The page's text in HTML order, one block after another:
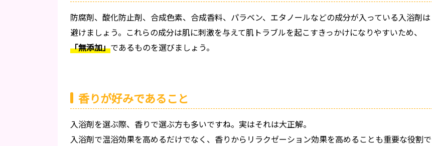
防腐剤、酸化防止剤、合成色素、合成香料、パラベン、エタノールなどの成分が入っている入浴剤は
避けましょう。これらの成分は肌に刺激を与えて肌トラブルを起こすきっかけになりやすいため、
「無添加」であるものを選びましょう。
香りが好みであること
入浴剤を選ぶ際、香りで選ぶ方も多いですね。実はそれは大正解。
入浴剤で温浴効果を高めるだけでなく、香りからリラクゼーション効果を高めることも重要な役割で